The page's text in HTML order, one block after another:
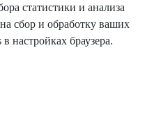
статистики и анализа
сбор и обработку ваших
настройках браузера.